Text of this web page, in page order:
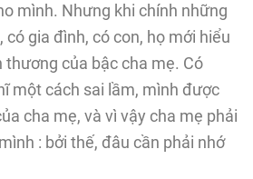
mình. Nhưng khi chính những
có gia đình, có con, họ mới hiểu
của bậc cha mẹ. Có
một cách sai lầm, mình được
cha mẹ, và vì vậy cha mẹ phải
: bởi thế, đâu cần phải nhớ